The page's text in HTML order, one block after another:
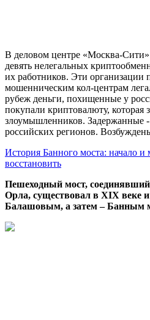
В деловом центре «Москва-
девять нелегальных
их работников. Эти организации
мошенническим кол-центрам
рубеж деньги, похищенные у
покупали криптовалюту, которая
злоумышленников. Задержанные
российских регионов.
История Банного моста: начало
восстановить
Пешеходный мост,
Орла, существовал в XIX веке
Балашовым, а затем – Банным